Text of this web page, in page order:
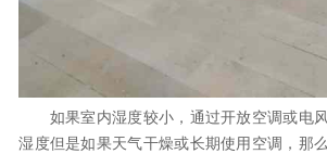
如果室内湿度较小，通过开放空调或电风
湿度但是如果天气干燥或长期使用空调，那